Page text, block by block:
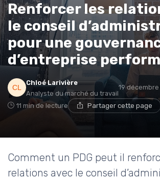
Renforcer les
le conseil
pour une
d’entreprise
Chloé Larivière
Analyste du marché du travail
19
11 min de lecture Partager cette page
Comment un PDG peut il
relations avec le conseil